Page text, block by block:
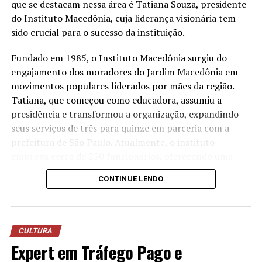
a água utilizada nos processos operacionais e reutilizá-la
na lavagem de veículos, reduzindo o consumo de
recursos naturais.
“Quando falamos em sustentabilidade, precisamos falar
sobre ações práticas e resultados concretos. O reuso da
água mostra que é possível unir eficiência operacional,
preservação ambiental e responsabilidade com as
comunidades onde estamos inseridos. Nosso cuidado
também envolve os uniformes das oficinas, desde
2006, eles são enviados para uma lavanderia industrial
mecânica”, destaca Anderson Acassio Martins,
coordenador Administrativo da Savana.
que se destacam nessa área é Tatiana Souza, presidente
do Instituto Macedônia, cuja liderança visionária tem
sido crucial para o sucesso da instituição.
Fundado em 1985, o Instituto Macedônia surgiu do
engajamento dos moradores do Jardim Macedônia em
movimentos populares liderados por mães da região.
Tatiana, que começou como educadora, assumiu a
presidência e transformou a organização, expandindo
seus serviços de três para quinze em parceria com a
prefeitura de São Paulo. Atualmente, o instituto
ampla gama de serviços que atendem crianças,
mulheres, idosos e promovem o empreendedorismo e a
A liderança feminina no terceiro setor tem mostrado
resultados notáveis no Brasil. Segundo dados recentes,
as ONGs lideradas por mulheres têm crescido
CONTINUE LENDO
CULTURA
Expert em Tráfego Pago e